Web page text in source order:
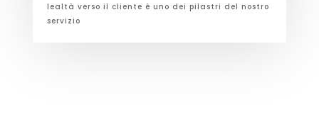
lealtà verso il cliente è uno dei pilastri del nostro
servizio